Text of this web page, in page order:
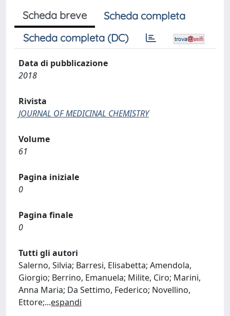
Scheda breve
Scheda completa
Scheda completa (DC)
Data di pubblicazione
2018
Rivista
JOURNAL OF MEDICINAL CHEMISTRY
Volume
61
Pagina iniziale
0
Pagina finale
0
Tutti gli autori
Salerno, Silvia; Barresi, Elisabetta; Amendola,
Giorgio; Berrino, Emanuela; Milite, Ciro; Marini,
Anna Maria; Da Settimo, Federico; Novellino,
Ettore;...espandi